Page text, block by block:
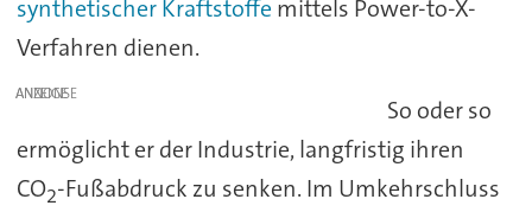
synthetischer Kraftstoffe mittels Power-to-X-
Verfahren dienen.
ANZEIGE
So oder so
ermöglicht er der Industrie, langfristig ihren
CO2-Fußabdruck zu senken. Im Umkehrschluss